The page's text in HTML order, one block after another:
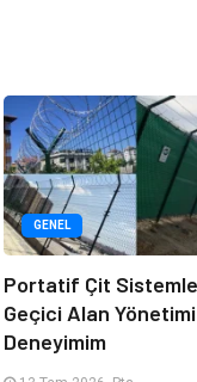
GENEL
Portatif Çit
Geçici Alan Yönetimi
Deneyimim